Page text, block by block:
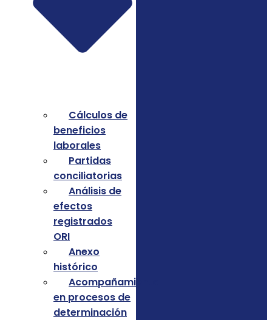
Cálculos de
beneficios
laborales
Partidas
conciliatorias
Análisis de
efectos
registrados
ORI
Anexo
histórico
Acompañamiento
en procesos de
determinación